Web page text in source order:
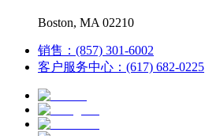
Boston, MA 02210
销售：(857) 301-6002
客户服务中心：(617) 682-0225